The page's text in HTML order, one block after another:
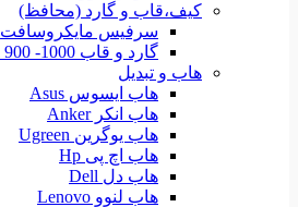
کیف،قاب و گارد (محافظ)
سرفیس مایکروسافت
گارد و قاب HP Elitepad 900 -1000
هاب و تبدیل
هاب ایسوس Asus
هاب انکر Anker
هاب یوگرین Ugreen
هاب اچ پی Hp
هاب دل Dell
هاب لنوو Lenovo